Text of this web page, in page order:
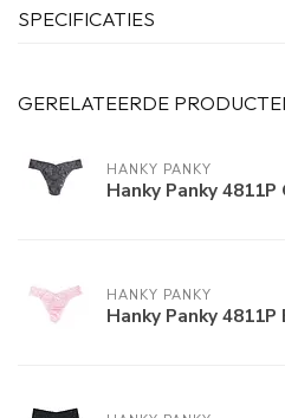
SPECIFICATIES
GERELATEERDE
HANKY PANKY
Hanky Panky 4811P
HANKY PANKY
Hanky Panky 4811P